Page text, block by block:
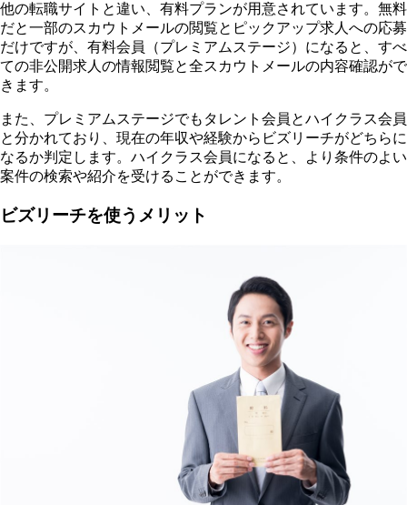
他の転職サイトと違い、有料プランが用意されています。無料
だと一部のスカウトメールの閲覧とピックアップ求人への応募
だけですが、有料会員（プレミアムステージ）になると、すべ
ての非公開求人の情報閲覧と全スカウトメールの内容確認がで
きます。
また、プレミアムステージでもタレント会員とハイクラス会員
と分かれており、現在の年収や経験からビズリーチがどちらに
なるか判定します。ハイクラス会員になると、より条件のよい
案件の検索や紹介を受けることができます。
ビズリーチを使うメリット